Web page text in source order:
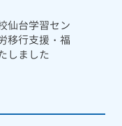
仙台学習セン
移行支援・福
しました